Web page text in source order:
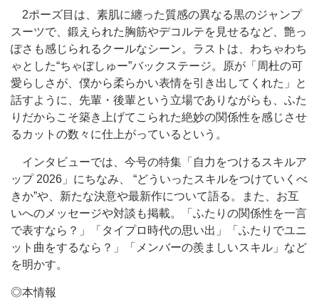
2ポーズ目は、素肌に纏った質感の異なる黒のジャンプ
スーツで、鍛えられた胸筋やデコルテを見せるなど、艶っ
ぽさも感じられるクールなシーン。ラストは、わちゃわち
ゃとした“ちゃぼしゅー”バックステージ。原が「周杜の可
愛らしさが、僕から柔らかい表情を引き出してくれた」と
話すように、先輩・後輩という立場でありながらも、ふた
りだからこそ築き上げてこられた絶妙の関係性を感じさせ
るカットの数々に仕上がっているという。
インタビューでは、今号の特集「自力をつけるスキルア
ップ 2026」にちなみ、 “どういったスキルをつけていくべ
きか”や、新たな決意や最新作について語る。また、お互
いへのメッセージや対談も掲載。「ふたりの関係性を一言
で表すなら？」「タイプロ時代の思い出」「ふたりでユニ
ット曲をするなら？」「メンバーの羨ましいスキル」など
を明かす。
◎本情報